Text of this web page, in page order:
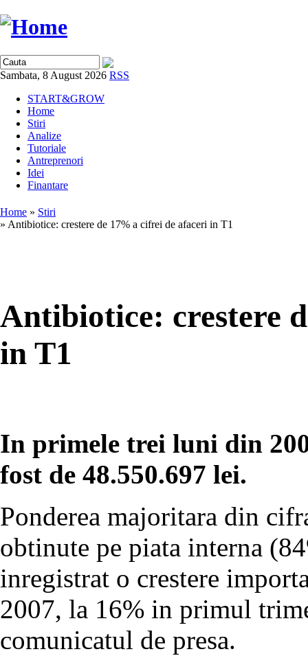
Sambata, 8 August 2026 RSS
START&GROW
Home
Stiri
Analize
Tutoriale
Antreprenori
Idei
Finantare
Home » Stiri
» Antibiotice: crestere de 17% a cifrei de afaceri in T1
Antibiotice: crestere
in T1
In primele trei luni din
fost de 48.550.697 lei.
Ponderea majoritara din
obtinute pe piata interna
inregistrat o crestere
2007, la 16% in primul
comunicatul de presa.